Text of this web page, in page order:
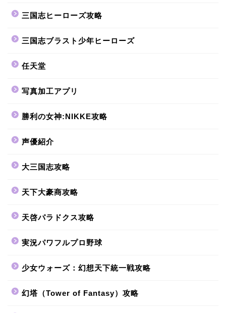
三国志ヒーローズ攻略
三国志ブラスト少年ヒーローズ
任天堂
写真加工アプリ
勝利の女神:NIKKE攻略
声優紹介
大三国志攻略
天下大豪商攻略
天啓パラドクス攻略
実況パワフルプロ野球
少女ウォーズ：幻想天下統一戦攻略
幻塔（Tower of Fantasy）攻略